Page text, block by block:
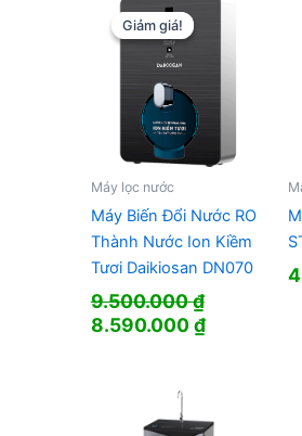
Giảm giá!
Giảm giá!
Máy lọc nước
Máy Biến Đổi Nước RO
Thành Nước Ion Kiềm
Tươi Daikiosan DN070
9.500.000₫
Giá
9.500.000 ₫.
8.590.000₫Giá